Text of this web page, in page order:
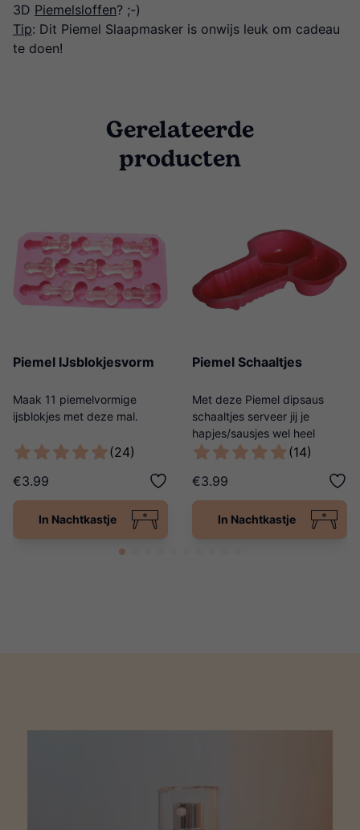
3D Piemelsloffen? ;-)
Tip: Dit Piemel Slaapmasker is onwijs leuk om cadeau
te doen!
Gerelateerde
producten
Piemel IJsblokjesvorm
Maak 11 piemelvormige
ijsblokjes met deze mal.
(24)
€3.99
In Nachtkastje
Piemel Schaaltjes
Met deze Piemel dipsaus
schaaltjes serveer jij je
hapjes/sausjes wel heel
origineel!
(14)
€3.99
In Nachtkastje